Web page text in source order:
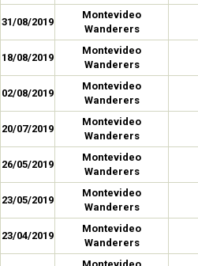
31/08/2019
Montevideo
Wanderers
18/08/2019
Montevideo
Wanderers
02/08/2019
Montevideo
Wanderers
20/07/2019
Montevideo
Wanderers
26/05/2019
Montevideo
Wanderers
23/05/2019
Montevideo
Wanderers
23/04/2019
Montevideo
Wanderers